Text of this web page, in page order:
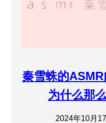
秦雪蛛的ASMR
为什么那
2024年10月